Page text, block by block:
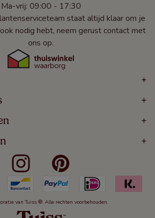
Ma-vrij: 09:00 - 17:30
staat altijd klaar om je
nodig hebt, neem gerust contact met
ons op.
+
+
+
+
van Tuiss ®. Alle rechten voorbehouden.